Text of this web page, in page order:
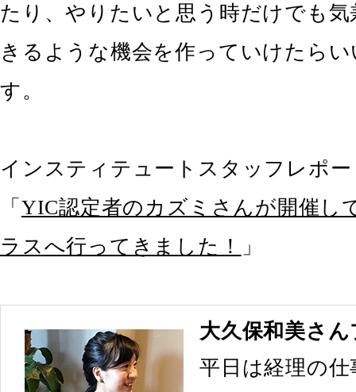
たり、やりたいと思う時だけでも
きるような機会を作っていけたら
す。
インスティテュートスタッフレポ
「 YIC認定者のカズミさんが開催し
ラスへ行ってきました！
」
大久保和美さ
平日は経理の